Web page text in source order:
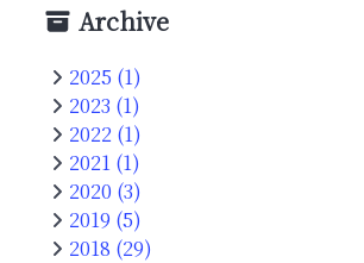
Archive
2025 (1)
2023 (1)
2022 (1)
2021 (1)
2020 (3)
2019 (5)
2018 (29)